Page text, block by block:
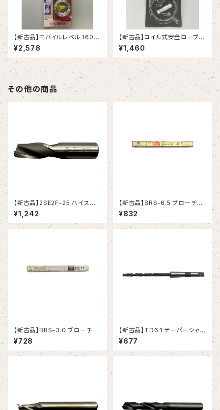
【新古品】モバイルレベル 160
㎜ レッド（タジマ）
¥2,578
【新古品】コイル式安全ロープ
極太（タジマ）
¥1,460
その他の商品
【新古品】2SE2F-25 ハイスエ
ンドミル(YG-1)
¥1,242
【新古品】BRS-6.5 ブローチリ
ーマ ストレートシャンク（日研工
作所）
¥832
【新古品】BRS-3.0 ブローチリ
ーマ ストレートシャンク（日研工
作所）
¥728
【新古品】TD6.1 テーパーシャン
¥677